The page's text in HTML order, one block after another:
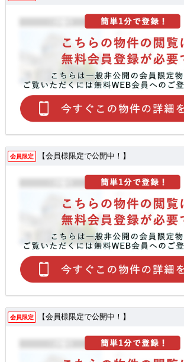
会員限定 【会員様限定で公開中！】
会員限定 【会員様限定で公開中！】